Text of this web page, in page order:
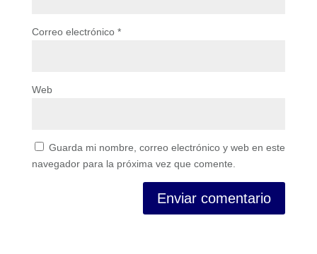
Correo electrónico *
Web
Guarda mi nombre, correo electrónico y web en este
navegador para la próxima vez que comente.